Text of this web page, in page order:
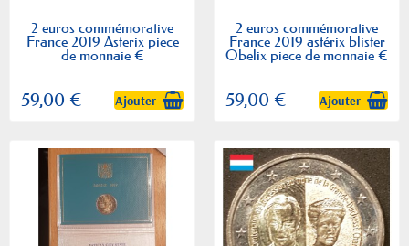
2 euros commémorative
France 2019 Asterix piece
de monnaie €
59,00 € Ajouter
2 euros commémorative
France 2019 astérix blister
Obelix piece de monnaie €
59,00 € Ajouter